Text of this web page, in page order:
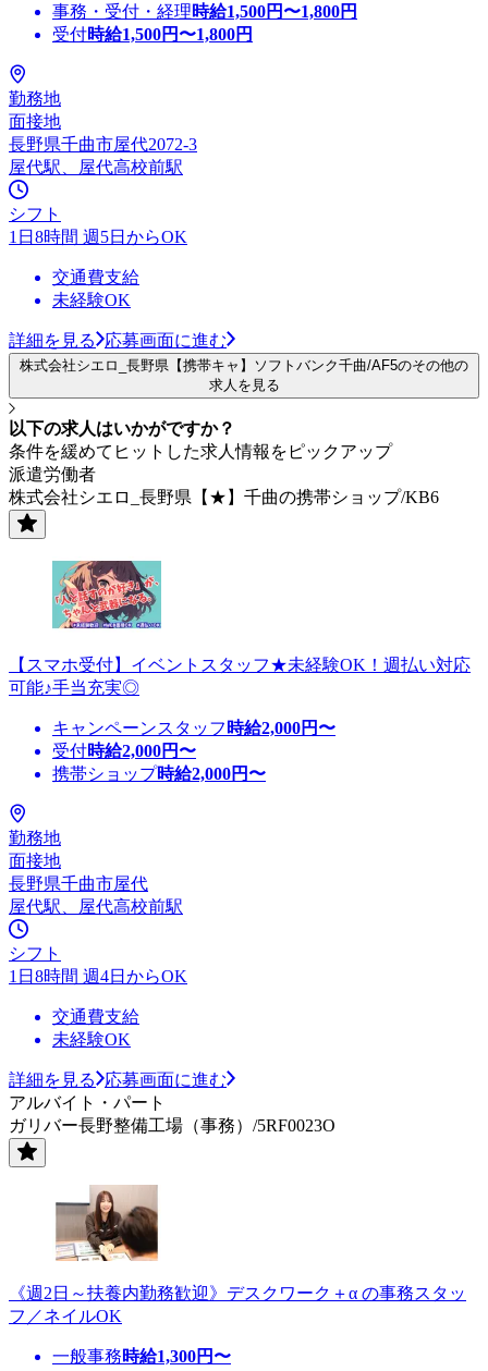
事務・受付・経理時給1,500円〜1,800円
受付時給1,500円〜1,800円
勤務地
面接地
長野県千曲市屋代2072-3
屋代駅、屋代高校前駅
シフト
1日8時間 週5日からOK
交通費支給
未経験OK
詳細を見る 応募画面に進む
株式会社シエロ_長野県【携帯キャ】ソフトバンク千曲/AF5のその他の
求人を見る
以下の求人はいかがですか？
条件を緩めてヒットした求人情報をピックアップ
派遣労働者
株式会社シエロ_長野県【★】千曲の携帯ショップ/KB6
【スマホ受付】イベントスタッフ★未経験OK！週払い対応
可能♪手当充実◎
キャンペーンスタッフ 時給2,000円〜
受付時給2,000円〜
携帯ショップ時給2,000円〜
勤務地
面接地
長野県千曲市屋代
屋代駅、屋代高校前駅
シフト
1日8時間 週4日からOK
交通費支給
未経験OK
詳細を見る
応募画面に進む
アルバイト・パート
ガリバー長野整備工場（事務）/5RF0023O
《週2日～扶養内勤務歓迎》デスクワーク＋α の事務スタッ
フ／ネイルOK
一般事務時給1,300円〜